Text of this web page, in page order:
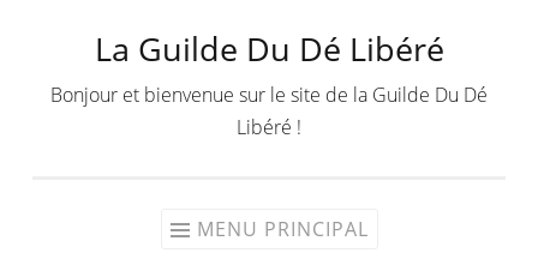
contenu
La Guilde Du Dé Libéré
Bonjour et bienvenue sur le site de la Guilde Du Dé
Libéré !
MENU PRINCIPAL